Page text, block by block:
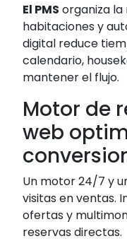
El PMS organiza la
habitaciones y
digital reduce
calendario,
mantener el flujo.
Motor de
web
Un motor 24/7 y
visitas en ventas.
ofertas y
reservas directas.